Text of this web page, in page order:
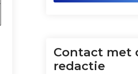
Contact met
redactie